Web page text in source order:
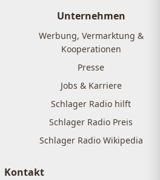
Unternehmen
Werbung, Vermarktung &
Kooperationen
Presse
Jobs & Karriere
Schlager Radio hilft
Schlager Radio Preis
Schlager Radio Wikipedia
Kontakt